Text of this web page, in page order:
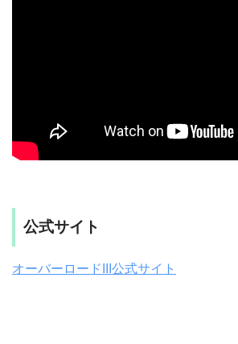
公式サイト
オーバーロードIII公式サイト